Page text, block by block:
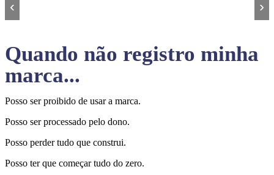
‹ ›
Quando não registro minha
marca...
Posso ser proibido de usar a marca.
Posso ser processado pelo dono.
Posso perder tudo que construi.
Posso ter que começar tudo do zero.